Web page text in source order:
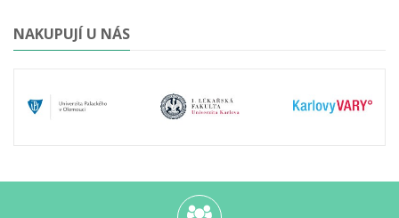
NAKUPUJÍ U NÁS